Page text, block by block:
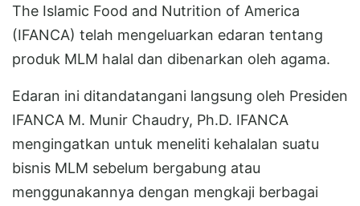
The Islamic Food and Nutrition of America
(IFANCA) telah mengeluarkan edaran tentang
produk MLM halal dan dibenarkan oleh agama.
Edaran ini ditandatangani langsung oleh Presiden
IFANCA M. Munir Chaudry, Ph.D. IFANCA
mengingatkan untuk meneliti kehalalan suatu
bisnis MLM sebelum bergabung atau
menggunakannya dengan mengkaji berbagai